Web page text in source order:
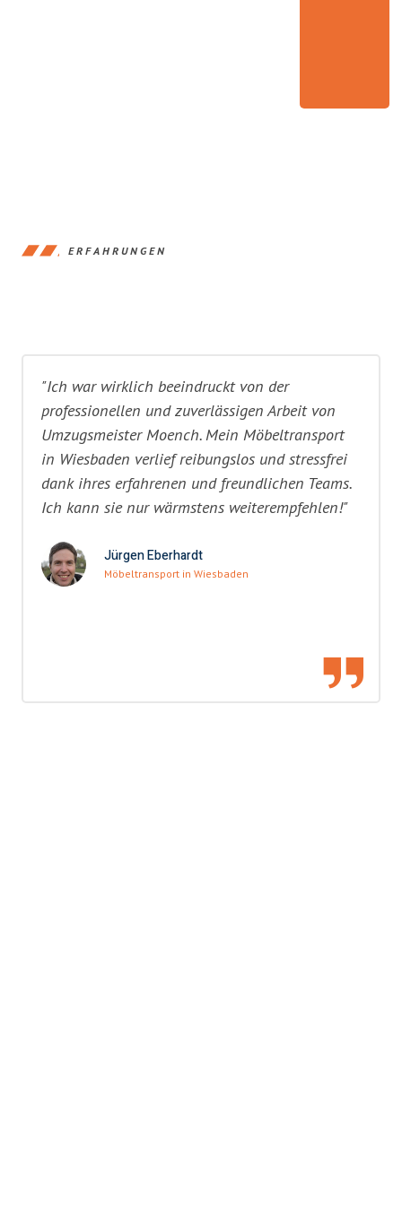
ERFAHRUNGEN
"Ich war wirklich beeindruckt von der
professionellen und zuverlässigen Arbeit von
Umzugsmeister Moench. Mein Möbeltransport
in Wiesbaden verlief reibungslos und stressfrei
dank ihres erfahrenen und freundlichen Teams.
Ich kann sie nur wärmstens weiterempfehlen!"
Jürgen Eberhardt
Möbeltransport in Wiesbaden